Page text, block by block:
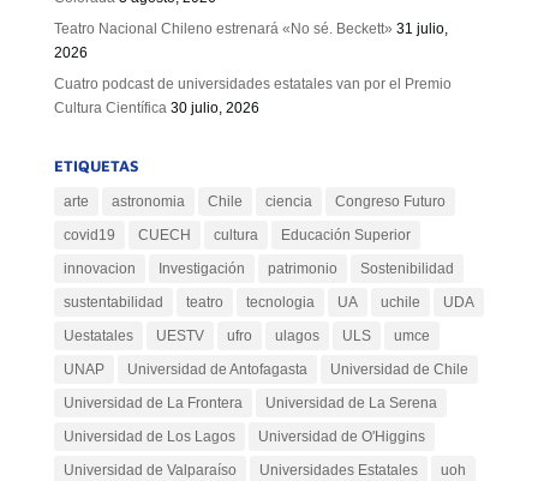
Teatro Nacional Chileno estrenará «No sé. Beckett» 31 julio,
2026
Cuatro podcast de universidades estatales van por el Premio
Cultura Científica 30 julio, 2026
ETIQUETAS
arte astronomia Chile ciencia
Congreso Futuro
covid19
CUECH cultura
Educación Superior
innovacion
Investigación patrimonio
Sostenibilidad
sustentabilidad
teatro tecnologia UA uchile
UDA
Uestatales
UESTV ufro ulagos ULS
umce
UNAP
Universidad de Antofagasta
Universidad de Chile
Universidad de La Frontera
Universidad de La Serena
Universidad de Los Lagos
Universidad de O'Higgins
Universidad de Valparaíso
Universidades Estatales
uoh